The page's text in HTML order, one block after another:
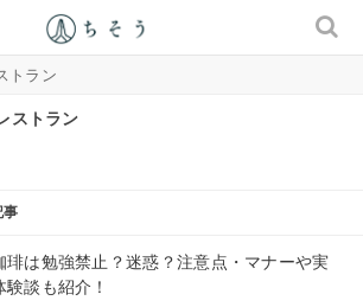
トラン
ストラン
事
琲は勉強禁止？迷惑？注意点・マナーや実
験談も紹介！